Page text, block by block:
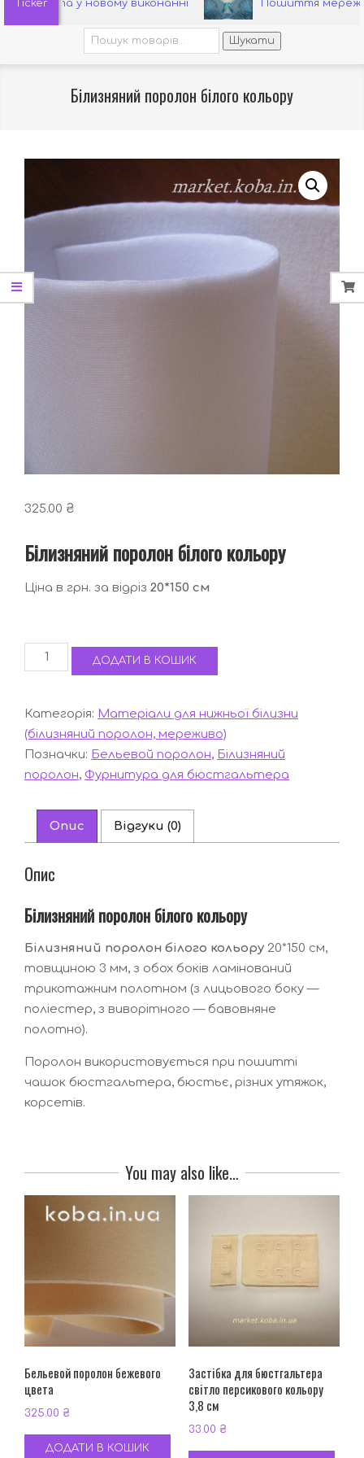
Ticker
у новому виконанні Пошиття мереживного
Шукати:
Шукати
Білизняний поролон білого кольору
325.00 ₴
Білизняний поролон білого кольору
Ціна в грн. за відріз 20*150 см
Білизняний
поролон
кількість
ДОДАТИ В КОШИК
Категорія: Матеріали для нижньої білизни
(білизняний поролон, мереживо)
Позначки: Бельевой поролон, Білизняний
поролон, Фурнитура для бюстгальтера
Опис Відгуки (0)
Опис
Білизняний поролон білого кольору
Білизняний поролон білого кольору 20*150 см,
товщиною 3 мм, з обох боків ламінований
трикотажним полотном (з лицьового боку —
поліестер, з виворітного — бавовняне
полотно).
Поролон використовується при пошитті
чашок бюстгальтера, бюстьє, різних утяжок,
корсетів.
You may also like…
Бельевой поролон бежевого
цвета
325.00 ₴
ДОДАТИ В КОШИК
Застібка для бюстгальтера
світло персикового кольору
3,8 см
33.00 ₴